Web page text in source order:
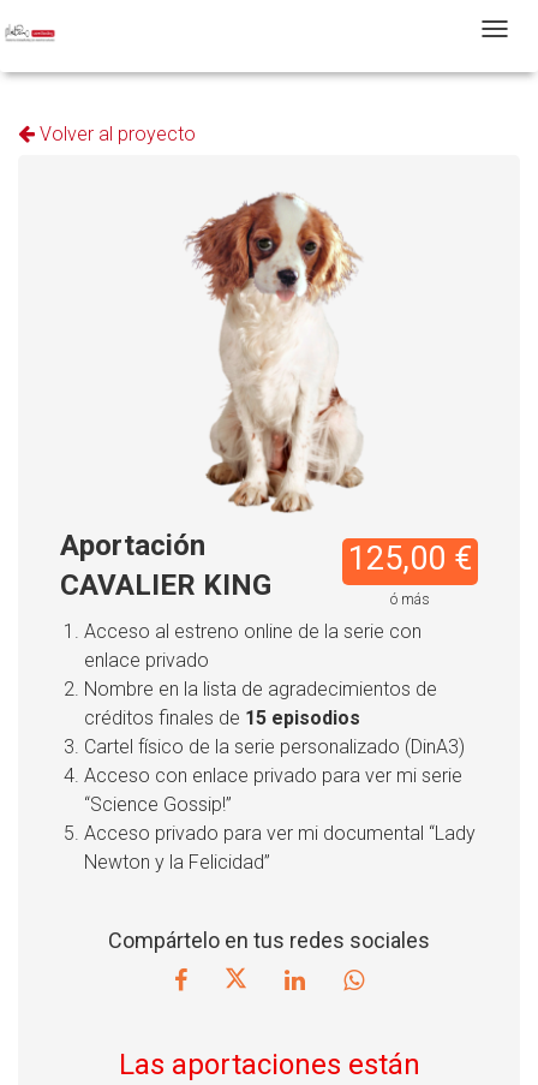
T
Volver al proyecto
125,00 €
ó más
Aportación
CAVALIER KING
Acceso al estreno online de la serie con
enlace privado
Nombre en la lista de agradecimientos de
créditos finales de 15 episodios
Cartel físico de la serie personalizado (DinA3)
Acceso con enlace privado para ver mi serie
“Science Gossip!”
Acceso privado para ver mi documental “Lady
Newton y la Felicidad”
Compártelo en tus redes sociales
Las aportaciones están